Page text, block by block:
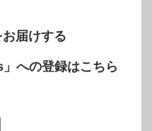
届けする
への登録はこちら